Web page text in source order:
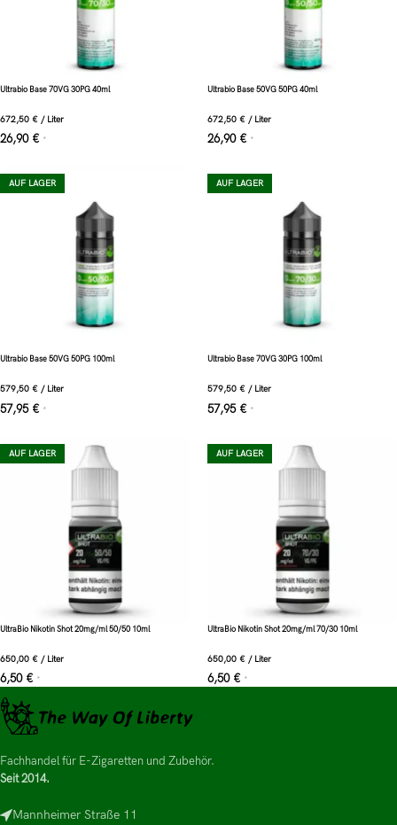
Ultrabio Base 70VG 30PG 40ml
672,50 € / Liter
26,90 € *
Ultrabio Base 50VG 50PG 40ml
672,50 € / Liter
26,90 € *
AUF LAGER
Ultrabio Base 50VG 50PG 100ml
579,50 € / Liter
57,95 € *
AUF LAGER
Ultrabio Base 70VG 30PG 100ml
579,50 € / Liter
57,95 € *
AUF LAGER
UltraBio Nikotin Shot 20mg/ml 50/50 10ml
650,00 € / Liter
6,50 € *
AUF LAGER
UltraBio Nikotin Shot 20mg/ml 70/30 10ml
650,00 € / Liter
6,50 € *
Fachhandel für E-Zigaretten und Zubehör.
Seit 2014.
Mannheimer Straße 11